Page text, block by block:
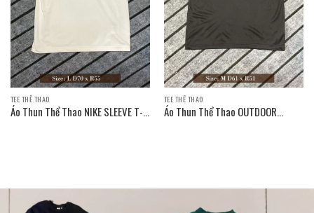
TEE THỂ THAO
Áo Thun Thể Thao NIKE SLEEVE T-
TEE THỂ THAO
Áo Thun Thể Thao OUTDOOR